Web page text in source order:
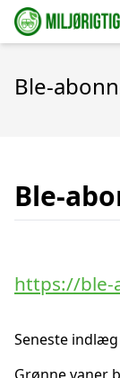
Ble-
Ble-
https://ble-
Seneste indlæg